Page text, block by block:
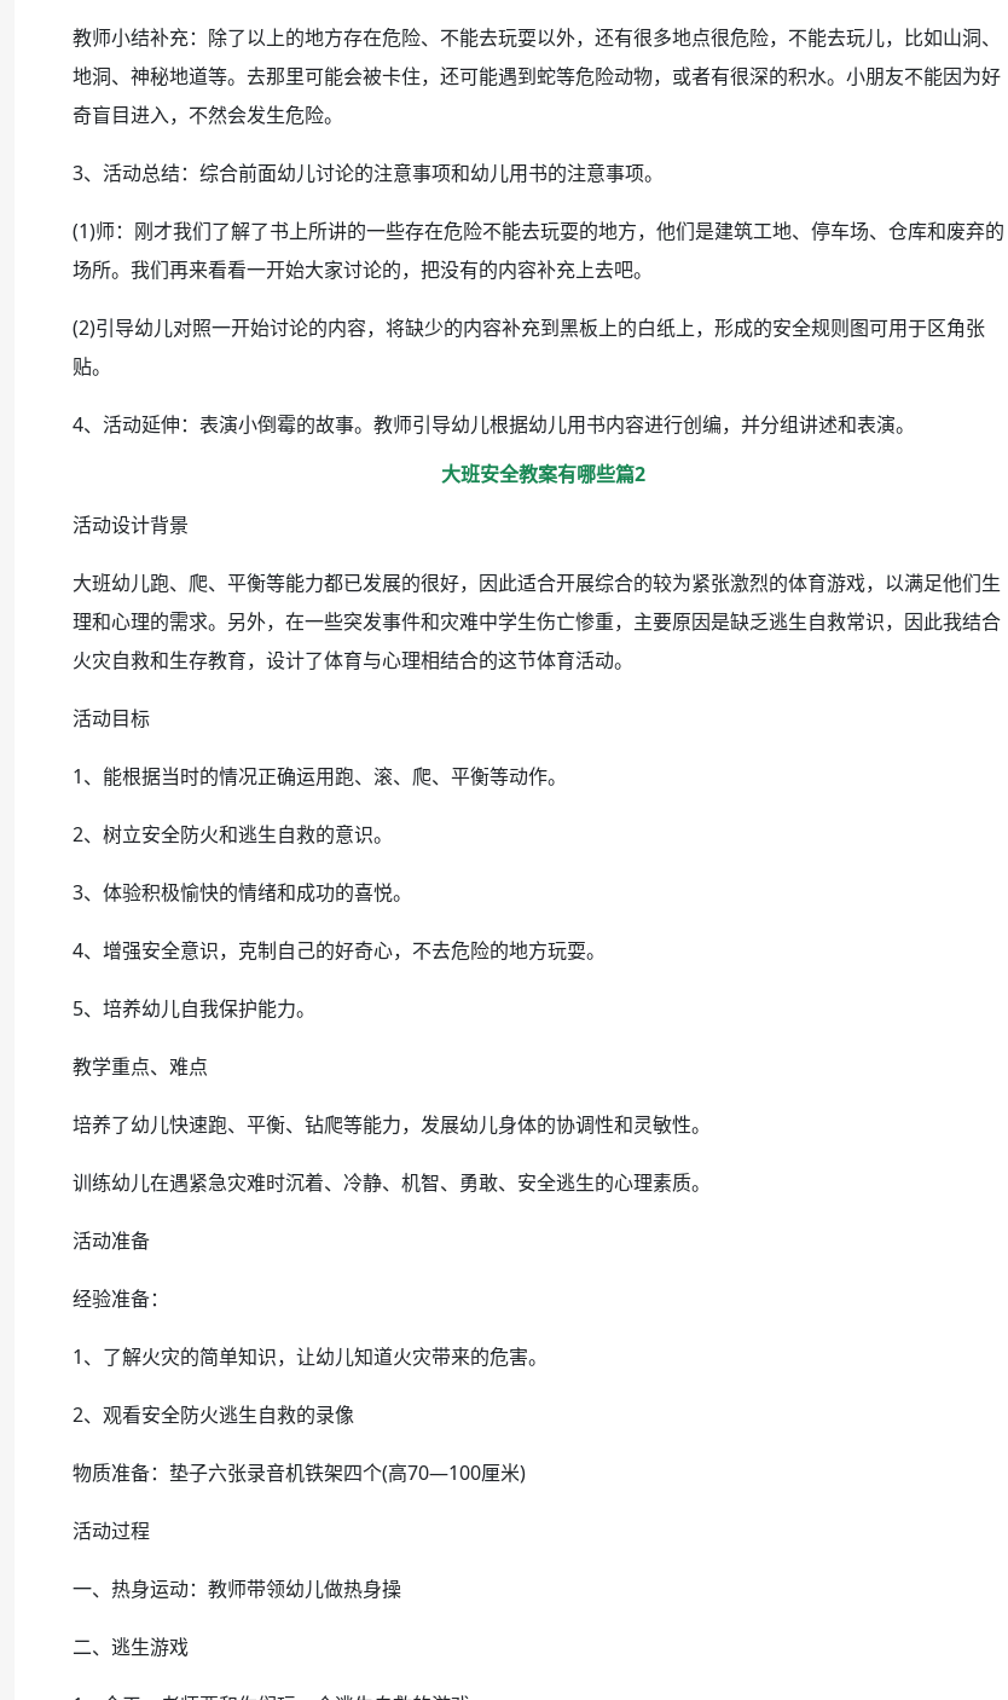
教师小结补充：除了以上的地方存在危险、不能去玩耍以外，还有很多地点很危险，不能去玩儿，比如山洞、
地洞、神秘地道等。去那里可能会被卡住，还可能遇到蛇等危险动物，或者有很深的积水。小朋友不能因为好
奇盲目进入，不然会发生危险。
3、活动总结：综合前面幼儿讨论的注意事项和幼儿用书的注意事项。
(1)师：刚才我们了解了书上所讲的一些存在危险不能去玩耍的地方，他们是建筑工地、停车场、仓库和废弃的
场所。我们再来看看一开始大家讨论的，把没有的内容补充上去吧。
(2)引导幼儿对照一开始讨论的内容，将缺少的内容补充到黑板上的白纸上，形成的安全规则图可用于区角张
贴。
4、活动延伸：表演小倒霉的故事。教师引导幼儿根据幼儿用书内容进行创编，并分组讲述和表演。
大班安全教案有哪些篇2
活动设计背景
大班幼儿跑、爬、平衡等能力都已发展的很好，因此适合开展综合的较为紧张激烈的体育游戏，以满足他们生
理和心理的需求。另外，在一些突发事件和灾难中学生伤亡惨重，主要原因是缺乏逃生自救常识，因此我结合
火灾自救和生存教育，设计了体育与心理相结合的这节体育活动。
活动目标
1、能根据当时的情况正确运用跑、滚、爬、平衡等动作。
2、树立安全防火和逃生自救的意识。
3、体验积极愉快的情绪和成功的喜悦。
4、增强安全意识，克制自己的好奇心，不去危险的地方玩耍。
5、培养幼儿自我保护能力。
教学重点、难点
培养了幼儿快速跑、平衡、钻爬等能力，发展幼儿身体的协调性和灵敏性。
训练幼儿在遇紧急灾难时沉着、冷静、机智、勇敢、安全逃生的心理素质。
活动准备
经验准备：
1、了解火灾的简单知识，让幼儿知道火灾带来的危害。
2、观看安全防火逃生自救的录像
物质准备：垫子六张录音机铁架四个(高70—100厘米)
活动过程
一、热身运动：教师带领幼儿做热身操
二、逃生游戏